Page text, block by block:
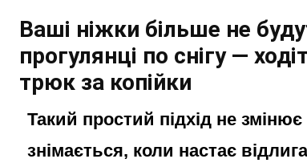
Ваші ніжки більше не
прогулянці по снігу —
трюк за копійки
Такий простий підхід не
знімається, коли настає